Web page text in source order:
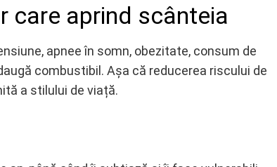
aprind scânteia
apnee în somn, obezitate, consum de
combustibil. Așa că reducerea riscului de
a stilului de viață.